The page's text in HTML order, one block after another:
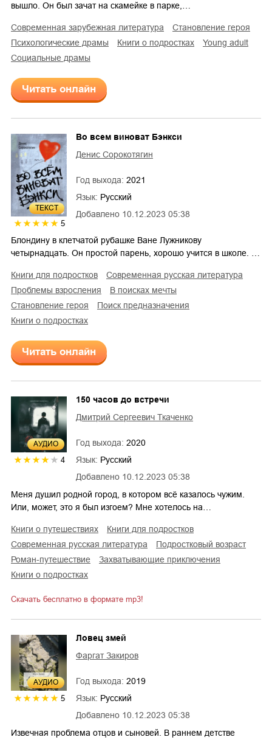
вышло. Он был зачат на скамейке в парке,…
современная зарубежная литература
становление героя
психологические драмы
книги о подростках
young adult
социальные драмы
Читать онлайн
ТЕКСТ
5
Добавлено 10.12.2023 05:38
Во всем виноват Бэнкси
Денис Сорокотягин
Год выхода: 2021
Язык: Русский
Блондину в клетчатой рубашке Ване Лужникову
четырнадцать. Он простой парень, хорошо учится в школе. …
книги для подростков
современная русская литература
проблемы взросления
в поисках мечты
становление героя
поиск предназначения
книги о подростках
Читать онлайн
AУДИО
4
Добавлено 10.12.2023 05:38
150 часов до встречи
Дмитрий Сергеевич Ткаченко
Год выхода: 2020
Язык: Русский
Меня душил родной город, в котором всё казалось чужим.
Или, может, это я был изгоем? Мне хотелось на…
книги о путешествиях
книги для подростков
современная русская литература
подростковый возраст
роман-путешествие
захватывающие приключения
книги о подростках
Скачать бесплатно в формате mp3!
AУДИО
5
Добавлено 10.12.2023 05:38
Ловец змей
Фаргат Закиров
Год выхода: 2019
Язык: Русский
Извечная проблема отцов и сыновей. В раннем детстве